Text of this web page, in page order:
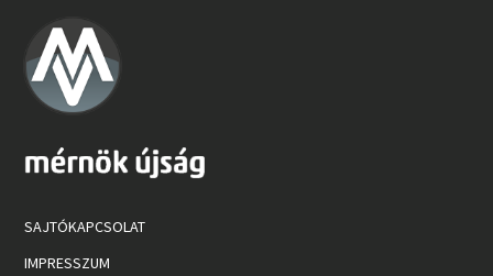
SAJTÓKAPCSOLAT
IMPRESSZUM